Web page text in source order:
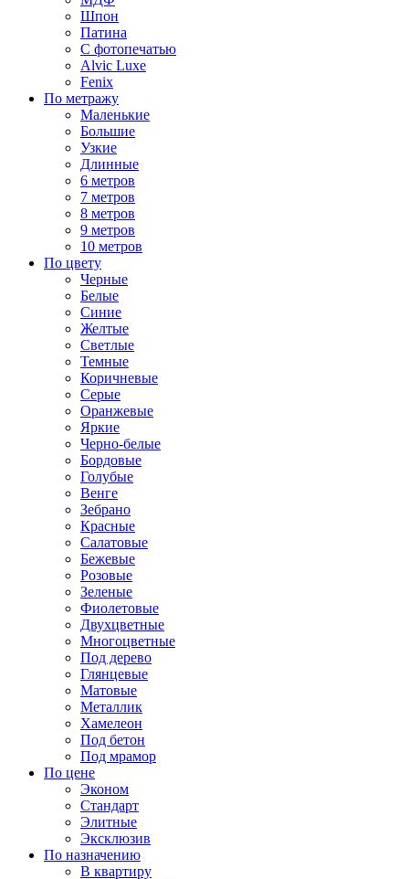
Шпон
Патина
С фотопечатью
Alvic Luxe
Fenix
По метражу
Маленькие
Большие
Узкие
Длинные
6 метров
7 метров
8 метров
9 метров
10 метров
По цвету
Черные
Белые
Синие
Желтые
Светлые
Темные
Коричневые
Серые
Оранжевые
Яркие
Черно-белые
Бордовые
Голубые
Венге
Зебрано
Красные
Салатовые
Бежевые
Розовые
Зеленые
Фиолетовые
Двухцветные
Многоцветные
Под дерево
Глянцевые
Матовые
Металлик
Хамелеон
Под бетон
Под мрамор
По цене
Эконом
Стандарт
Элитные
Эксклюзив
По назначению
В квартиру